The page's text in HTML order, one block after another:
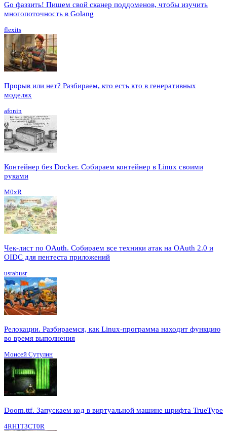
Go фаззить! Пишем свой сканер поддоменов, чтобы изучить
многопоточность в Golang
flexits
Прорыв или нет? Разбираем, кто есть кто в генеративных
моделях
afonin
Контейнер без Docker. Собираем контейнер в Linux своими
руками
M0xR
Чек-лист по OAuth. Собираем все техники атак на OAuth 2.0 и
OIDC для пентеста приложений
usrabusr
Релокации. Разбираемся, как Linux-программа находит функцию
во время выполнения
Моисей Сутулин
Doom.ttf. Запускаем код в виртуальной машине шрифта TrueType
4RH1T3CT0R